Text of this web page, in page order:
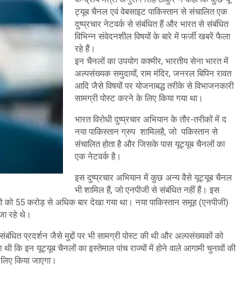
ट्यूब चैनल एवं वेबसाइट पाकिस्तान से संचालित एक
दुष्प्रचार नेटवर्क से संबंधित हैं और भारत से संबंधित
विभिन्न संवेदनशील विषयों के बारे में फर्जी खबरें फैला
रहे हैं।
इन चैनलों का उपयोग कश्मीर, भारतीय सेना भारत में
अल्पसंख्यक समुदायों, राम मंदिर, जनरल बिपिन रावत
आदि जैसे विषयों पर योजनाबद्ध तरीके से विभाजनकारी
सामग्री पोस्ट करने के लिए किया गया था।
भारत विरोधी दुष्प्रचार अभियान के तौर-तरीकों में द
नया पाकिस्तान ग्रुप शामिलहै, जो पकिस्तान से
संचालित होता है और जिसके पास यूट्यूब चैनलों का
एक नेटवर्क है।
इस दुष्प्रचार अभियान में कुछ अन्य वैसे यूट्यूब चैनल
भी शामिल हैं, जो एनपीजी से संबंधित नहीं हैं। इस
55 करोड़ से अधिक बार देखा गया था। नया पाकिस्तान समूह (एनपीजी)
रहे थे।
प्रदर्शन जैसे मुद्दों पर भी सामग्री पोस्ट की थी और अल्पसंख्यकों को
इन यूट्यूब चैनलों का इस्तेमाल पांच राज्यों में होने वाले आगामी चुनावों की
किया जाएगा।